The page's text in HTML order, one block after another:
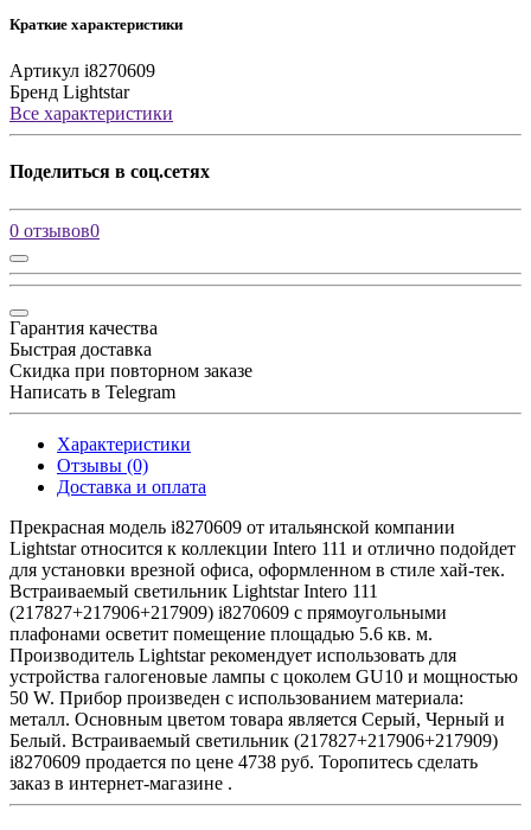
Краткие характеристики
Артикул i8270609
Бренд Lightstar
Все характеристики
Поделиться в соц.сетях
0 отзывов0
Гарантия качества
Быстрая доставка
Скидка при повторном заказе
Написать в Telegram
Характеристики
Отзывы (0)
Доставка и оплата
Прекрасная модель i8270609 от итальянской компании
Lightstar относится к коллекции Intero 111 и отлично подойдет
для установки врезной офиса, оформленном в стиле хай-тек.
Встраиваемый светильник Lightstar Intero 111
(217827+217906+217909) i8270609 с прямоугольными
плафонами осветит помещение площадью 5.6 кв. м.
Производитель Lightstar рекомендует использовать для
устройства галогеновые лампы с цоколем GU10 и мощностью
50 W. Прибор произведен с использованием материала:
металл. Основным цветом товара является Серый, Черный и
Белый. Встраиваемый светильник (217827+217906+217909)
i8270609 продается по цене 4738 руб. Торопитесь сделать
заказ в интернет-магазине .